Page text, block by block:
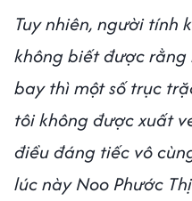
Tuy nhiên, người tính
không biết được
bay thì một số trục
tôi không được xuất
điều đáng tiếc vô
lúc này Noo Phước